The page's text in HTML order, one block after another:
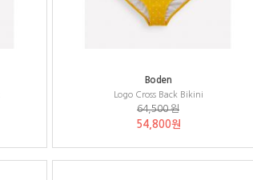
Boden
Logo Cross Back Bikini
64,500 원
54,800원